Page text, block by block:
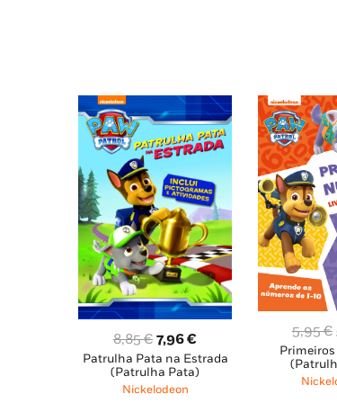
8,85€ O
preço
original
7,96€
preço
atual
Patrulha Pata na Estrada
(Patrulha Pata)
Nickelodeon
5,95€